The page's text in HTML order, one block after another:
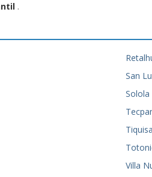
.
San
Solola
Villa